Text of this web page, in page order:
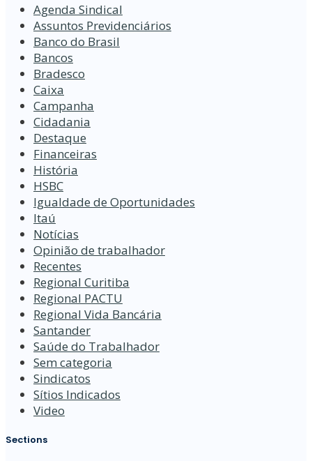
Agenda Sindical
Assuntos Previdenciários
Banco do Brasil
Bancos
Bradesco
Caixa
Campanha
Cidadania
Destaque
Financeiras
História
HSBC
Igualdade de Oportunidades
Itaú
Notícias
Opinião de trabalhador
Recentes
Regional Curitiba
Regional PACTU
Regional Vida Bancária
Santander
Saúde do Trabalhador
Sem categoria
Sindicatos
Sítios Indicados
Video
Sections